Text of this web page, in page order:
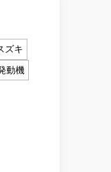
ズキ
動機